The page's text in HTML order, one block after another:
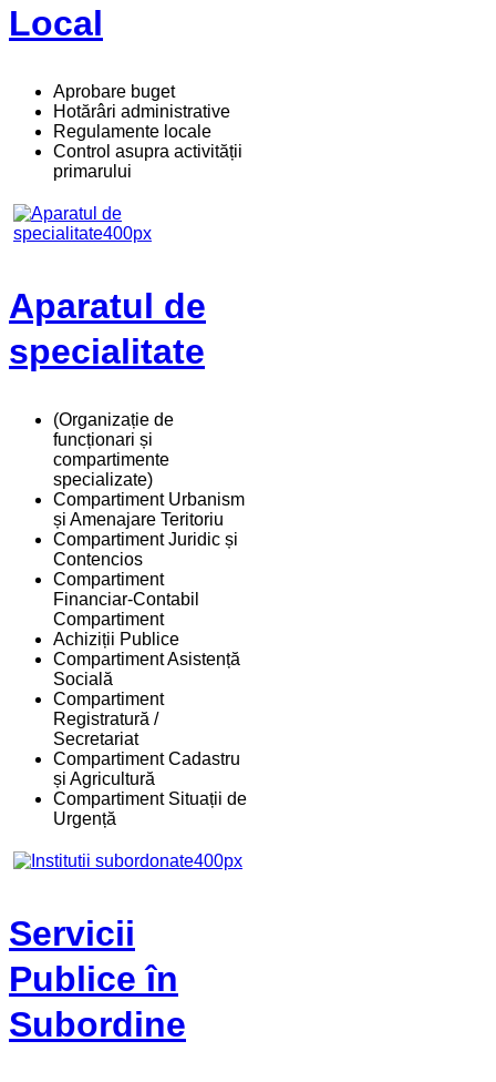
Local
Aprobare buget
Hotărâri administrative
Regulamente locale
Control asupra activității
primarului
Aparatul de
specialitate
(Organizație de
funcționari și
compartimente
specializate)
Compartiment Urbanism
și Amenajare Teritoriu
Compartiment Juridic și
Contencios
Compartiment
Financiar-Contabil
Compartiment
Achiziții Publice
Compartiment Asistență
Socială
Compartiment
Registratură /
Secretariat
Compartiment Cadastru
și Agricultură
Compartiment Situații de
Urgență
Servicii
Publice în
Subordine